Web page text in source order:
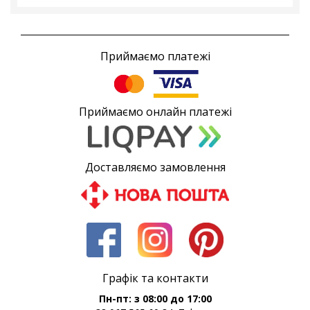
Приймаємо платежі
Приймаємо онлайн платежі
Доставляємо замовлення
Графік та контакти
Пн-пт: з 08:00 до 17:00